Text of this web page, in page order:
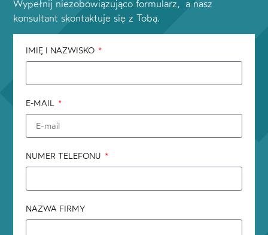
Wypełnij niezobowiązująco formularz, a nasz
konsultant skontaktuje się z Tobą.
IMIĘ I NAZWISKO
E-MAIL
NUMER TELEFONU
NAZWA FIRMY